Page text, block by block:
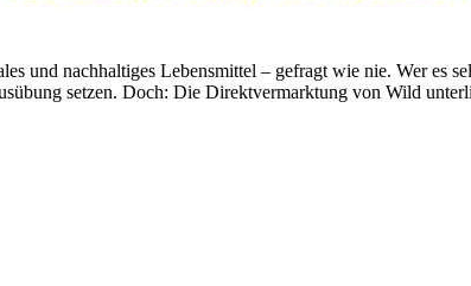
und nachhaltiges Lebensmittel – gefragt wie nie. Wer es
setzen. Doch: Die Direktvermarktung von Wild